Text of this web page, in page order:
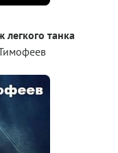
легкого танка